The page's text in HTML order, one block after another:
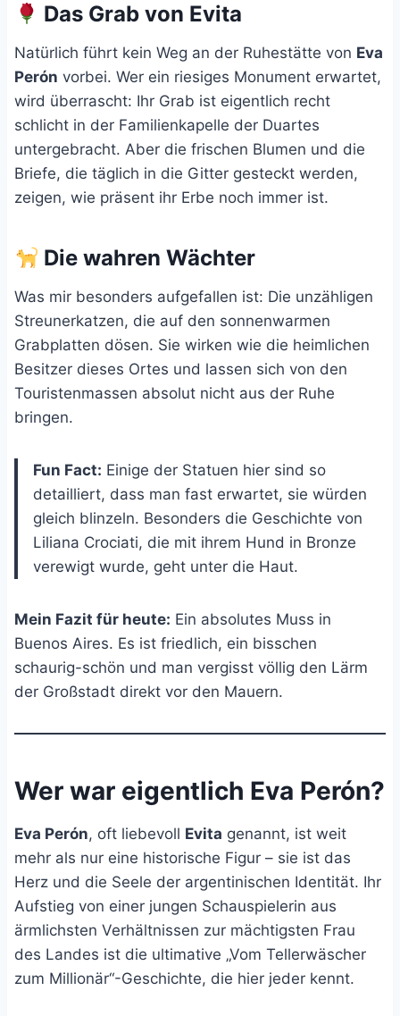
Das Grab von Evita
Natürlich führt kein Weg an der Ruhestätte von Eva
Perón vorbei. Wer ein riesiges Monument erwartet,
wird überrascht: Ihr Grab ist eigentlich recht
schlicht in der Familienkapelle der Duartes
untergebracht. Aber die frischen Blumen und die
Briefe, die täglich in die Gitter gesteckt werden,
zeigen, wie präsent ihr Erbe noch immer ist.
Die wahren Wächter
Was mir besonders aufgefallen ist: Die unzähligen
Streunerkatzen, die auf den sonnenwarmen
Grabplatten dösen. Sie wirken wie die heimlichen
Besitzer dieses Ortes und lassen sich von den
Touristenmassen absolut nicht aus der Ruhe
bringen.
Fun Fact: Einige der Statuen hier sind so
detailliert, dass man fast erwartet, sie würden
gleich blinzeln. Besonders die Geschichte von
Liliana Crociati, die mit ihrem Hund in Bronze
verewigt wurde, geht unter die Haut.
Mein Fazit für heute: Ein absolutes Muss in
Buenos Aires. Es ist friedlich, ein bisschen
schaurig-schön und man vergisst völlig den Lärm
der Großstadt direkt vor den Mauern.
Wer war eigentlich Eva Perón?
Eva Perón, oft liebevoll Evita genannt, ist weit
mehr als nur eine historische Figur – sie ist das
Herz und die Seele der argentinischen Identität. Ihr
Aufstieg von einer jungen Schauspielerin aus
ärmlichsten Verhältnissen zur mächtigsten Frau
des Landes ist die ultimative „Vom Tellerwäscher
zum Millionär“-Geschichte, die hier jeder kennt.